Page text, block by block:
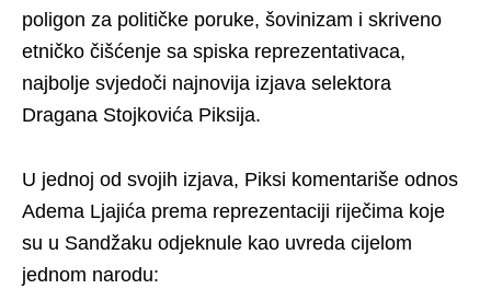
poligon za političke poruke, šovinizam i skriveno
etničko čišćenje sa spiska reprezentativaca,
najbolje svjedoči najnovija izjava selektora
Dragana Stojkovića Piksija.
U jednoj od svojih izjava, Piksi komentariše odnos
Adema Ljajića prema reprezentaciji riječima koje
su u Sandžaku odjeknule kao uvreda cijelom
jednom narodu: